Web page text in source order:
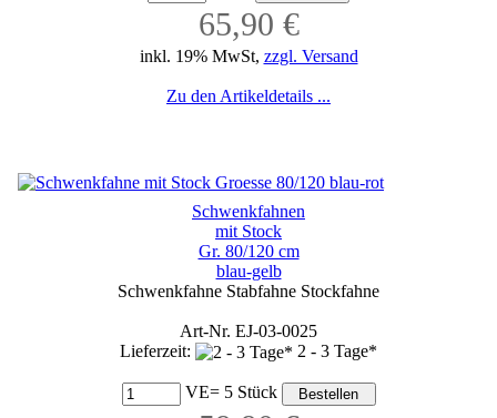
65,90 €
inkl. 19% MwSt, zzgl. Versand
Zu den Artikeldetails ...
Schwenkfahnen
mit Stock
Gr. 80/120 cm
blau-gelb
Schwenkfahne Stabfahne Stockfahne
Art-Nr. EJ-03-0025
Lieferzeit:
2 - 3 Tage*
VE= 5 Stück